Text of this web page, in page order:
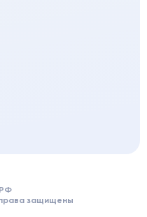
защищены